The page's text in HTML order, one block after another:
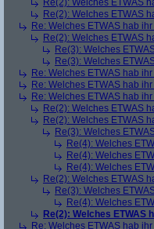
Re(2): Welches ETWAS
Re(2): Welches ETWAS
Re: Welches ETWAS hab
Re(2): Welches ETWAS
Re(3): Welches
Re(3): Welches
Re: Welches ETWAS hab
Re: Welches ETWAS hab
Re: Welches ETWAS hab
Re(2): Welches ETWAS
Re(2): Welches ETWAS
Re(3): Welches
Re(4): Welches
Re(4): Welches
Re(4): Welches
Re(2): Welches ETWAS
Re(3): Welches
Re(4): Welches
Re(2): Welches ETWAS
Re: Welches ETWAS hab